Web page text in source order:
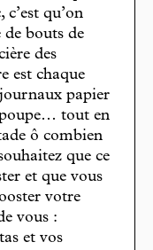
qu’on
bouts de
des
est chaque
papier
poupe… tout en
ô combien
que ce
et que vous
votre
vous :
et vos